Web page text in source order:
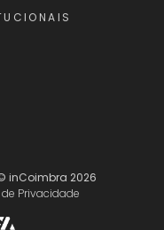
inCoimbra 2026
Privacidade